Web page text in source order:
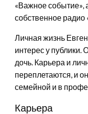
«Важное событие»,
собственное
Личная жизнь
интерес у публики.
дочь. Карьера и
переплетаются, и
семейной и в
Карьера